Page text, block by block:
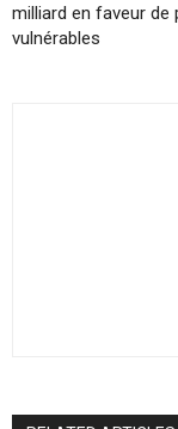
milliard en faveur de
vulnérables